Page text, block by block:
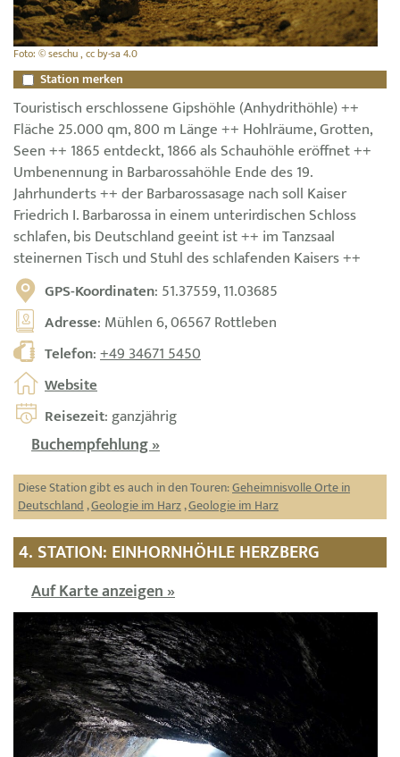
Foto: © seschu , cc by-sa 4.0
Station merken
Touristisch erschlossene Gipshöhle (Anhydrithöhle) ++
Fläche 25.000 qm, 800 m Länge ++ Hohlräume, Grotten,
Seen ++ 1865 entdeckt, 1866 als Schauhöhle eröffnet ++
Umbenennung in Barbarossahöhle Ende des 19.
Jahrhunderts ++ der Barbarossasage nach soll Kaiser
Friedrich I. Barbarossa in einem unterirdischen Schloss
schlafen, bis Deutschland geeint ist ++ im Tanzsaal
steinernen Tisch und Stuhl des schlafenden Kaisers ++
GPS-Koordinaten: 51.37559, 11.03685
Adresse: Mühlen 6, 06567 Rottleben
Telefon:+49 34671 5450
Website
Reisezeit: ganzjährig
Buchempfehlung »
Diese Station gibt es auch in den Touren:Geheimnisvolle Orte in
Deutschland,Geologie im Harz,Geologie im Harz
4. STATION: EINHORNHÖHLE HERZBERG
Auf Karte anzeigen »